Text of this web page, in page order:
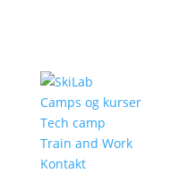
Camps og kurser
Tech camp
Train and Work
Kontakt